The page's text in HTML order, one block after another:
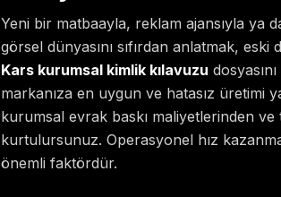
Yeni bir matbaayla, reklam ajansıyla ya
görsel dünyasını sıfırdan anlatmak,
Kars kurumsal kimlik kılavuzu
markanıza en uygun ve hatasız üretimi
kurumsal evrak baskı maliyetlerinden
kurtulursunuz. Operasyonel hız
önemli faktördür.